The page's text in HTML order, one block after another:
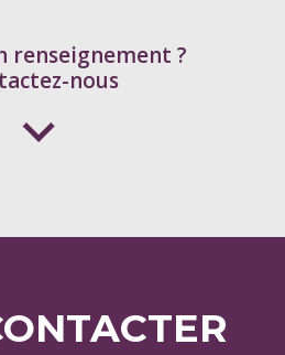
renseignement ?
nous